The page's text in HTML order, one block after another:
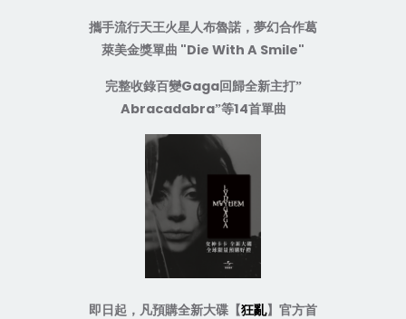
攜手流行天王火星人布魯諾，夢幻合作葛
萊美金獎單曲 "Die With A Smile"
完整收錄百變Gaga回歸全新主打”
Abracadabra”等14首單曲
即日起 ，凡預購全新大碟【狂亂】官方首